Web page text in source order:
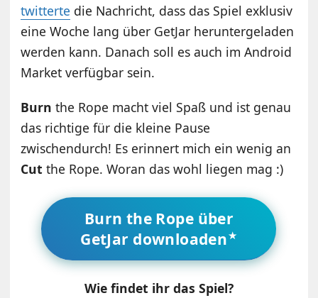
twitterte die Nachricht, dass das Spiel exklusiv
eine Woche lang über GetJar heruntergeladen
werden kann. Danach soll es auch im Android
Market verfügbar sein.
Burnthe Rope macht viel Spaß und ist genau
das richtige für die kleine Pause
zwischendurch! Es erinnert mich ein wenig an
Cutthe Rope. Woran das wohl liegen mag :)
Burn the Rope über
GetJar downloaden
Wie findet ihr das Spiel?